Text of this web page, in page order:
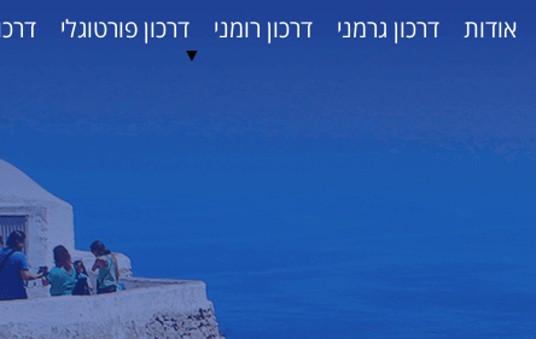
אודות דרכון גרמני דרכון רומני דרכון פורטוגלי
▼